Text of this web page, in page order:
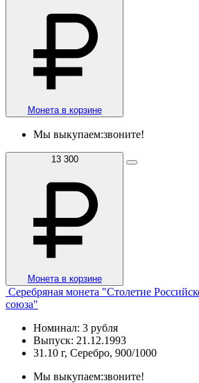
Монета в корзине
Мы выкупаем:звоните!
13 300
Монета в корзине
Серебряная монета "Столетие
союза"
Номинал: 3 рубля
Выпуск: 21.12.1993
31.10 г, Серебро, 900/1000
Мы выкупаем:звоните!